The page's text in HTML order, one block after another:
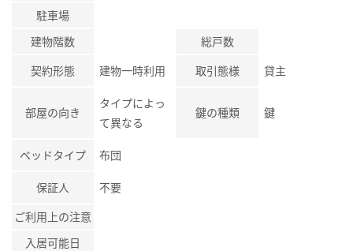
駐車場
建物階数
総戸数
契約形態
建物一時利用 取引態様 貸主
部屋の向き
タイプによっ
て異なる
鍵の種類 鍵
ベッドタイプ 布団
保証人
不要
ご利用上の注意
入居可能日